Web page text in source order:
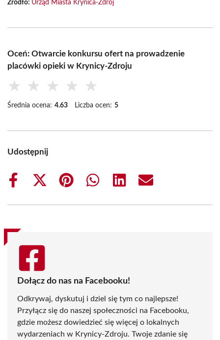
Źródło: Urząd Miasta Krynica-Zdrój
Oceń: Otwarcie konkursu ofert na prowadzenie
placówki opieki w Krynicy-Zdroju
★ ★ ★ ★ ★
Średnia ocena: 4.63 Liczba ocen: 5
Udostępnij
Share
Share
(Twitter)
Share
Share
Share
Share
Dołącz do nas na Facebooku!
Odkrywaj, dyskutuj i dziel się tym co najlepsze!
Przyłącz się do naszej społeczności na Facebooku,
gdzie możesz dowiedzieć się więcej o lokalnych
wydarzeniach w Krynicy-Zdroju. Twoje zdanie się